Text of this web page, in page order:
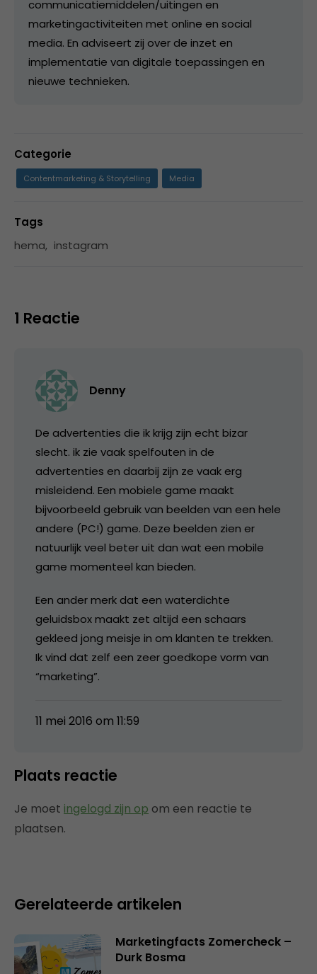
communicatiemiddelen/uitingen en
marketingactiviteiten met online en social
media. En adviseert zij over de inzet en
implementatie van digitale toepassingen en
nieuwe technieken.
Categorie
Contentmarketing & Storytelling Media
Tags
hema, instagram
1 Reactie
Denny
De advertenties die ik krijg zijn echt bizar
slecht. ik zie vaak spelfouten in de
advertenties en daarbij zijn ze vaak erg
misleidend. Een mobiele game maakt
bijvoorbeeld gebruik van beelden van een hele
andere (PC!) game. Deze beelden zien er
natuurlijk veel beter uit dan wat een mobile
game momenteel kan bieden.
Een ander merk dat een waterdichte
geluidsbox maakt zet altijd een schaars
gekleed jong meisje in om klanten te trekken.
Ik vind dat zelf een zeer goedkope vorm van
“marketing”.
11 mei 2016 om 11:59
Plaats reactie
Je moet ingelogd zijn op om een reactie te
plaatsen.
Gerelateerde artikelen
Marketingfacts Zomercheck –
Durk Bosma